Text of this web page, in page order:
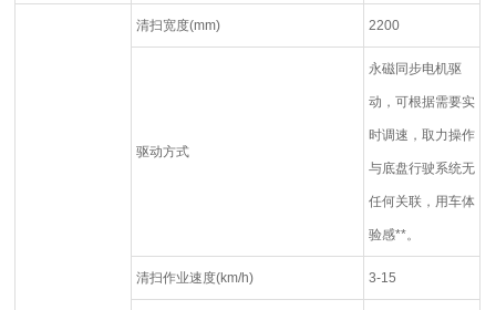
清扫宽度(mm) 2200
驱动方式
永磁同步电机驱
动，可根据需要实
时调速，取力操作
与底盘行驶系统无
任何关联，用车体
验感**。
清扫作业速度(km/h) 3-15